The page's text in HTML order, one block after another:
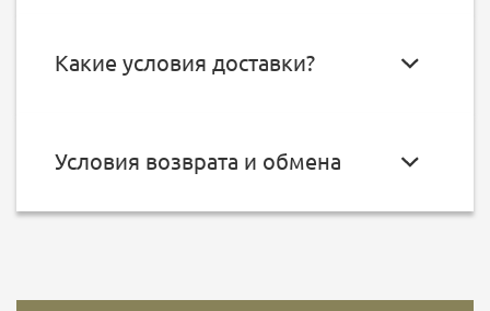
Какие условия доставки?
Условия возврата и обмена